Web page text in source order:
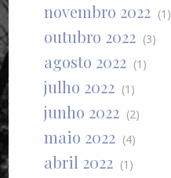
novembro 2022 (1)
outubro 2022 (3)
agosto 2022 (1)
julho 2022 (1)
junho 2022 (2)
maio 2022 (4)
abril 2022 (1)